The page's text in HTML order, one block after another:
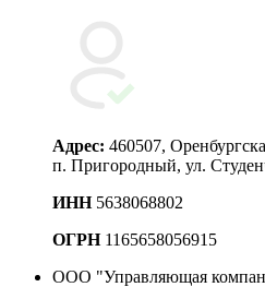
Адрес: 460507,
п. Пригородный, ул.
ИНН5638068802
ОГРН1165658056915
ООО "Управляющая